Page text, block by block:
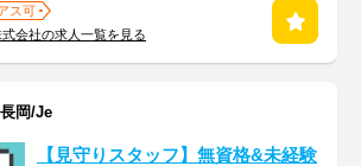
ス可
会社の求人一覧を見る
岡/Je
【見守りスタッフ】無資格&未経験